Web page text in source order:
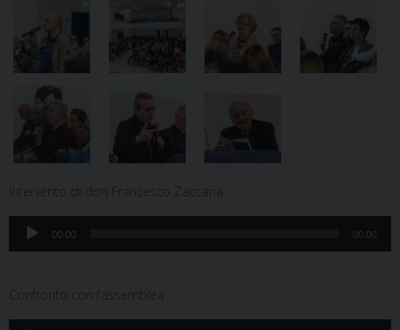
Intervento di don Francesco Zaccaria
Audio
Player
00:00 00:00
Confronto con l’assemblea